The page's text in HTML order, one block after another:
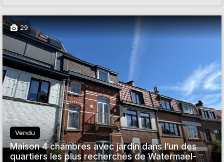
29
Vendu
Maison 4 chambres avec jardin dans l’un des
quartiers les plus recherchés de Watermael-